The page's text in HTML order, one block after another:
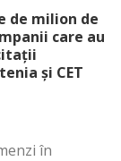
de milion de
care au
şi CET
în